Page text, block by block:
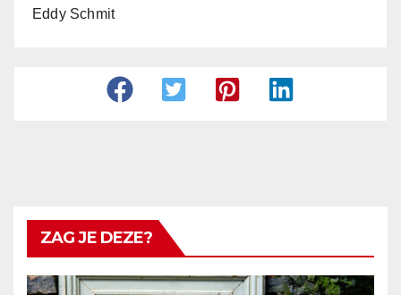
Eddy Schmit
ZAG JE DEZE?